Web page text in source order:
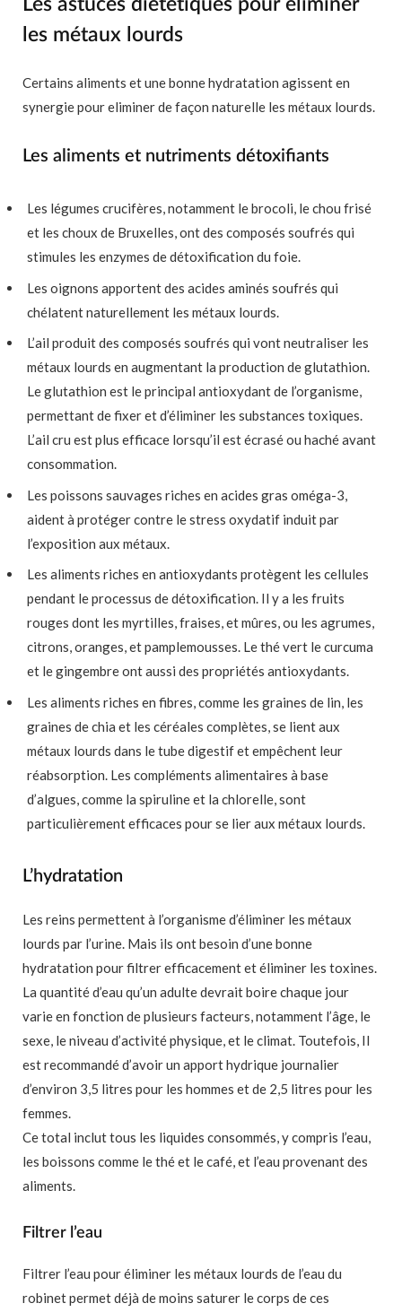
Les astuces diététiques pour éliminer
les métaux lourds
Certains aliments et une bonne hydratation agissent en
synergie pour eliminer de façon naturelle les métaux lourds.
Les aliments et nutriments détoxifiants
Les légumes crucifères, notamment le brocoli, le chou frisé
et les choux de Bruxelles, ont des composés soufrés qui
stimules les enzymes de détoxification du foie.
Les oignons apportent des acides aminés soufrés qui
chélatent naturellement les métaux lourds.
L’ail produit des composés soufrés qui vont neutraliser les
métaux lourds en augmentant la production de glutathion.
Le glutathion est le principal antioxydant de l’organisme,
permettant de fixer et d’éliminer les substances toxiques.
L’ail cru est plus efficace lorsqu’il est écrasé ou haché avant
consommation.
Les poissons sauvages riches en acides gras oméga-3,
aident à protéger contre le stress oxydatif induit par
l’exposition aux métaux.
Les aliments riches en antioxydants protègent les cellules
pendant le processus de détoxification. Il y a les fruits
rouges dont les myrtilles, fraises, et mûres, ou les agrumes,
citrons, oranges, et pamplemousses. Le thé vert le curcuma
et le gingembre ont aussi des propriétés antioxydants.
Les aliments riches en fibres, comme les graines de lin, les
graines de chia et les céréales complètes, se lient aux
métaux lourds dans le tube digestif et empêchent leur
réabsorption. Les compléments alimentaires à base
d’algues, comme la spiruline et la chlorelle, sont
particulièrement efficaces pour se lier aux métaux lourds.
L’hydratation
Les reins permettent à l’organisme d’éliminer les métaux
lourds par l’urine. Mais ils ont besoin d’une bonne
hydratation pour filtrer efficacement et éliminer les toxines.
La quantité d’eau qu’un adulte devrait boire chaque jour
varie en fonction de plusieurs facteurs, notamment l’âge, le
sexe, le niveau d’activité physique, et le climat. Toutefois, Il
est recommandé d’avoir un apport hydrique journalier
d’environ 3,5 litres pour les hommes et de 2,5 litres pour les
femmes.
Ce total inclut tous les liquides consommés, y compris l’eau,
les boissons comme le thé et le café, et l’eau provenant des
aliments.
Filtrer l’eau
Filtrer l’eau pour éliminer les métaux lourds de l’eau du
robinet permet déjà de moins saturer le corps de ces